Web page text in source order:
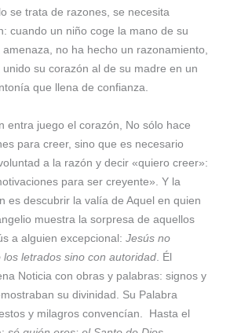
se trata de razones, se necesita
cuando un niño coge la mano de su
no ha hecho un razonamiento,
su corazón al de su madre en un
que llena de confianza.
entra juego el corazón, No sólo hace
para creer, sino que es necesario
a la razón y decir «quiero creer»:
para ser creyente». Y la
es descubrir la valía de Aquel en quien
muestra la sorpresa de aquellos
a alguien excepcional: Jesús no
los letrados sino con autoridad . Él
Noticia con obras y palabras: signos y
su divinidad. Su Palabra
y milagros convencían. Hasta el